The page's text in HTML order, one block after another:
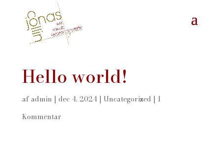
Hello world!
afadmin | dec 4, 2024| Uncategorized | 1
Kommentar